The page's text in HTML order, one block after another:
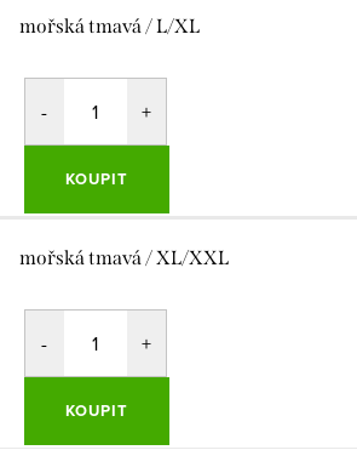
mořská tmavá / L/XL
KOUPIT
mořská tmavá / XL/XXL
KOUPIT